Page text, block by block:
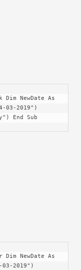
Dim NewDate As
03-2019")
End Sub
Dim NewDate As
2019")